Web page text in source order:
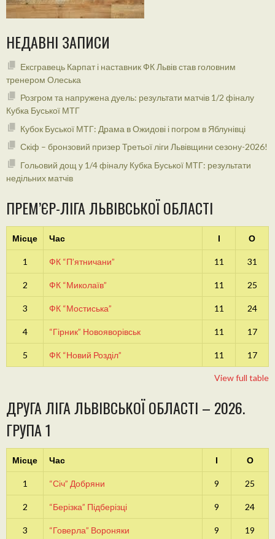
НЕДАВНІ ЗАПИСИ
Ексгравець Карпат і наставник ФК Львів став головним
тренером Олеська
Розгром та напружена дуель: результати матчів 1/2 фіналу
Кубка Буської МТГ
Кубок Буської МТГ: Драма в Ожидові і погром в Яблунівці
Скіф – бронзовий призер Третьої ліги Львівщини сезону-2026!
Гольовий дощ у 1/4 фіналу Кубка Буської МТГ: результати
недільних матчів
ПРЕМ’ЄР-ЛІГА ЛЬВІВСЬКОЇ ОБЛАСТІ
Місце Час І О
1 ФК “П’ятничани” 11 31
2 ФК “Миколаїв” 11 25
3 ФК “Мостиська” 11 24
4 “Гірник” Новояворівськ 11 17
5 ФК “Новий Розділ” 11 17
View full table
ДРУГА ЛІГА ЛЬВІВСЬКОЇ ОБЛАСТІ – 2026.
ГРУПА 1
Місце Час І О
1 “Січ” Добряни 9 25
2 “Берізка” Підберізці 9 24
3 “Говерла” Вороняки 9 19